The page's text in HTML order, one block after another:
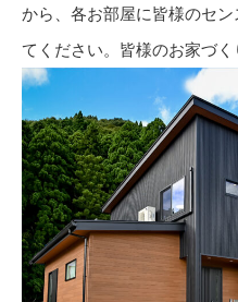
から、各お部屋に皆様のセ
てください。皆様のお家づく